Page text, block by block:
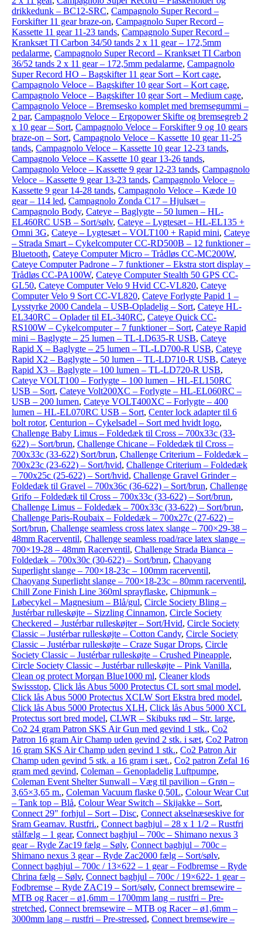
drikkedunk – BC12-SRC, Campagnolo Super Record –
Forskifter 11 gear braze-on, Campagnolo Super Record –
Kassette 11 gear 11-23 tands, Campagnolo Super Record –
Kranksæt TI Carbon 34/50 tands 2 x 11 gear – 172,5mm
pedalarme, Campagnolo Super Record – Kranksæt TI Carbon
36/52 tands 2 x 11 gear – 172,5mm pedalarme, Campagnolo
Super Record HO – Bagskifter 11 gear Sort – Kort cage,
Campagnolo Veloce – Bagskifter 10 gear Sort – Kort cage,
Campagnolo Veloce – Bagskifter 10 gear Sort – Medium cage,
Campagnolo Veloce – Bremsesko komplet med bremsegummi –
2 par, Campagnolo Veloce – Ergopower Skifte og bremsegreb 2
x 10 gear – Sort, Campagnolo Veloce – Forskifter 9 og 10 gears
braze-on – Sort, Campagnolo Veloce – Kassette 10 gear 11-25
tands, Campagnolo Veloce – Kassette 10 gear 12-23 tands,
Campagnolo Veloce – Kassette 10 gear 13-26 tands,
Campagnolo Veloce – Kassette 9 gear 12-23 tands, Campagnolo
Veloce – Kassette 9 gear 13-23 tands, Campagnolo Veloce –
Kassette 9 gear 14-28 tands, Campagnolo Veloce – Kæde 10
gear – 114 led, Campagnolo Zonda C17 – Hjulsæt –
Campagnolo Body, Cateye – Baglygte – 50 lumen – HL-
EL460RC USB – Sort/sølv, Cateye – Lygtesæt – HL-EL135 +
Omni 3G, Cateye – Lygtesæt – VOLT100 + Rapid mini, Cateye
– Strada Smart – Cykelcomputer CC-RD500B – 12 funktioner –
Bluetooth, Cateye Computer Micro – Trådløs CC-MC200W,
Cateye Computer Padrone – 7 funktioner – Ekstra stort display –
Trådløs CC-PA100W, Cateye Computer Stealth 50 GPS CC-
GL50, Cateye Computer Velo 9 Hvid CC-VL820, Cateye
Computer Velo 9 Sort CC-VL820, Cateye Forlygte Papid 1 –
Lysstyrke 2000 Candela – USB-Opladelig – Sort, Cateye HL-
EL340RC – Oplader til EL-340RC, Cateye Quick CC-
RS100W – Cykelcomputer – 7 funktioner – Sort, Cateye Rapid
mini – Baglygte – 25 lumen – TL-LD635-R USB, Cateye
Rapid X – Baglygte – 25 lumen – TL-LD700-R USB, Cateye
Rapid X2 – Baglygte – 50 lumen – TL-LD710-R USB, Cateye
Rapid X3 – Baglygte – 100 lumen – TL-LD720-R USB,
Cateye VOLT100 – Forlygte – 100 lumen – HL-EL150RC
USB – Sort, Cateye Volt200XC – Forlygte – HL-EL060RC –
USB – 200 lumen, Cateye VOLT400XC – Forlygte – 400
lumen – HL-EL070RC USB – Sort, Center lock adapter til 6
bolt rotor, Centurion – Cykelsadel – Sort med hvidt logo,
Challenge Baby Limus – Foldedæk til Cross – 700x33c (33-
622) – Sort/brun, Challenge Chicane – Foldedæk til Cross –
700x33c (33-622) Sort/brun, Challenge Criterium – Foldedæk –
700x23c (23-622) – Sort/hvid, Challenge Criterium – Foldedæk
– 700x25c (25-622) – Sort/hvid, Challenge Gravel Grinder –
Foldedæk til Gravel – 700x36c (36-622) – Sort/brun, Challenge
Grifo – Foldedæk til Cross – 700x33c (33-622) – Sort/brun,
Challenge Limus – Foldedæk – 700x33c (33-622) – Sort/brun,
Challenge Paris-Roubaix – Foldedæk – 700x27c (27-622) –
Sort/brun, Challenge seamless cross latex slange – 700×29-38 –
48mm Racerventil, Challenge seamless road/race latex slange –
700×19-28 – 48mm Racerventil, Challenge Strada Bianca –
Foldedæk – 700x30c (30-622) – Sort/brun, Chaoyang
Superlight slange – 700×18-23c – 100mm racerventil,
Chaoyang Superlight slange – 700×18-23c – 80mm racerventil,
Chill Zone Finish Line 360ml sprayflaske, Chipmunk –
Løbecykel – Magnesium – Blå/gul, Circle Society Bling –
Justérbar rulleskøjte – Sizzling Cinnamon, Circle Society
Checkered – Justérbar rulleskøjter – Sort/Hvid, Circle Society
Classic – Justérbar rulleskøjte – Cotton Candy, Circle Society
Classic – Justérbar rulleskøjte – Craze Sugar Drops, Circle
Society Classic – Justérbar rulleskøjte – Crushed Pineapple,
Circle Society Classic – Justérbar rulleskøjte – Pink Vanilla,
Clean og protect Morgan Blue1000 ml, Cleaner klods
Swissstop, Click lås Abus 5000 Protectus CL sort smal model,
Click lås Abus 5000 Protectus XCLW Sort Ekstra bred model,
Click lås Abus 5000 Protectus XLH, Click lås Abus 5000 XCL
Protectus sort bred model, CLWR – Skibuks rød – Str. large,
Co2 24 gram Patron SKS Air Gun med gevind 1 stk., Co2
Patron 16 gram Air Champ uden gevind 2 stk. i sæt, Co2 Patron
16 gram SKS Air Champ uden gevind 1 stk., Co2 Patron Air
Champ uden gevind 5 stk. a 16 gram i sæt., Co2 patron Zefal 16
gram med gevind, Coleman – Genopladelig Luftpumpe,
Coleman Event Shelter Sunwall – Væg til pavilion – Grøn –
3,65×3,65 m., Coleman Vacuum flaske 0,50L, Colour Wear Cut
– Tank top – Blå, Colour Wear Switch – Skijakke – Sort,
Connect 29" forhjul – Sort – Disc, Connect akselnæseskive for
Sram Gearnav. Rustfri., Connect baghjul – 28 x 1 1/2 – Rustfri
stålfælg – 1 gear, Connect baghjul – 700c – Shimano nexus 3
gear – Ryde Zac19 fælg – Sølv, Connect baghjul – 700c –
Shimano nexus 3 gear – Ryde Zac2000 fælg – Sort/sølv,
Connect baghjul – 700c / 13×622 – 1 gear – Fodbremse – Ryde
Chrina fælg – Sølv, Connect baghjul – 700c / 19×622- 1 gear –
Fodbremse – Ryde ZAC19 – Sort/sølv, Connect bremsewire –
MTB og Racer – ø1,6mm – 1700mm lang – rustfri – Pre-
stretched, Connect bremsewire – MTB og Racer – ø1,6mm –
3000mm lang – rustfri – Pre-stressed, Connect bremsewire –